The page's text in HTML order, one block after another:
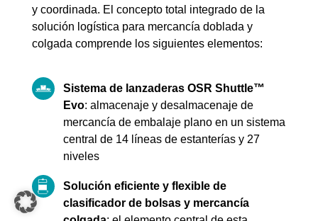
y coordinada. El concepto total integrado de la
solución logística para mercancía doblada y
colgada comprende los siguientes elementos:
Sistema de lanzaderas OSR Shuttle™
Evo: almacenaje y desalmacenaje de
mercancía de embalaje plano en un sistema
central de 14 líneas de estanterías y 27
niveles
Solución eficiente y flexible de
clasificador de bolsas y mercancía